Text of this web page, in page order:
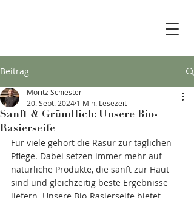
Beitrag
Sanft & Gründlich: Unsere Bio-
Rasierseife
Moritz Schiester
20. Sept. 2024 1 Min. Lesezeit
Für viele gehört die Rasur zur täglichen
Pflege. Dabei setzen immer mehr auf
natürliche Produkte, die sanft zur Haut
sind und gleichzeitig beste Ergebnisse